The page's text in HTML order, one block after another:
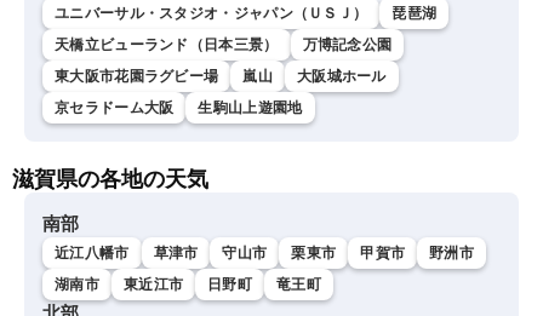
ユニバーサル・スタジオ・ジャパン（ＵＳＪ）
琵琶湖
天橋立ビューランド（日本三景）
万博記念公園
東大阪市花園ラグビー場
嵐山
大阪城ホール
京セラドーム大阪
生駒山上遊園地
滋賀県の各地の天気
南部
近江八幡市 草津市 守山市 栗東市 甲賀市
野洲市
湖南市
東近江市 日野町 竜王町